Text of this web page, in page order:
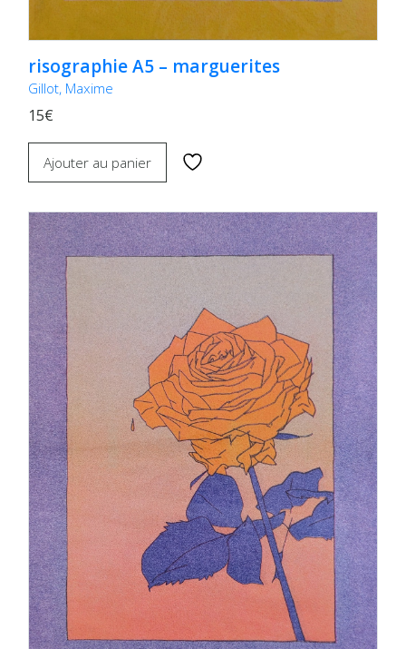
risographie A5 – marguerites
Gillot, Maxime
15€
Ajouter au panier